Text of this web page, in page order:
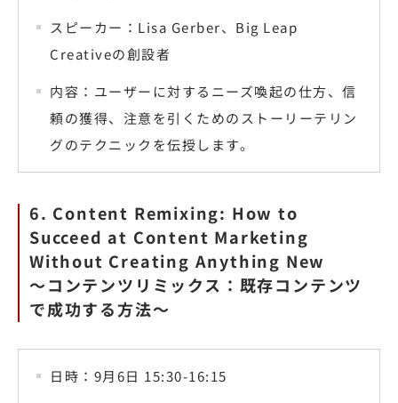
スピーカー：Lisa Gerber、Big Leap
Creativeの創設者
内容：ユーザーに対するニーズ喚起の仕方、信
頼の獲得、注意を引くためのストーリーテリン
グのテクニックを伝授します。
6. Content Remixing: How to
Succeed at Content Marketing
Without Creating Anything New
〜コンテンツリミックス：既存コンテンツ
で成功する方法〜
日時：9月6日 15:30-16:15